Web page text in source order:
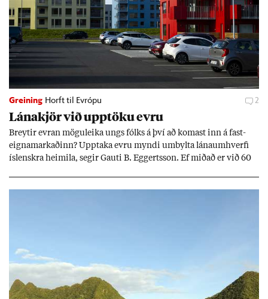
Greining Horft til Evrópu 2
Lána­kjör við upp­töku evru
Breyt­ir evr­an mögu­leika ungs fólks á því að kom­ast inn á fast­
eigna­mark­að­inn? Upp­taka evru myndi um­bylta lánaum­hverfi
ís­lenskra heim­ila, seg­ir Gauti B. Eggerts­son. Ef mið­að er við 60